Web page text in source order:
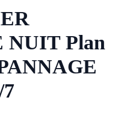
NUIT Plan